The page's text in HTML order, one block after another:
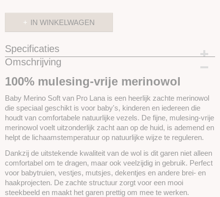
IN WINKELWAGEN
Specificaties
Productcode
Omschrijving
100% mulesing-vrije merinowol
Baby Merino Soft van Pro Lana is een heerlijk zachte merinowol
die speciaal geschikt is voor baby's, kinderen en iedereen die
houdt van comfortabele natuurlijke vezels. De fijne, mulesing-vrije
merinowol voelt uitzonderlijk zacht aan op de huid, is ademend en
helpt de lichaamstemperatuur op natuurlijke wijze te reguleren.
Dankzij de uitstekende kwaliteit van de wol is dit garen niet alleen
comfortabel om te dragen, maar ook veelzijdig in gebruik. Perfect
voor babytruien, vestjes, mutsjes, dekentjes en andere brei- en
haakprojecten. De zachte structuur zorgt voor een mooi
steekbeeld en maakt het garen prettig om mee te werken.